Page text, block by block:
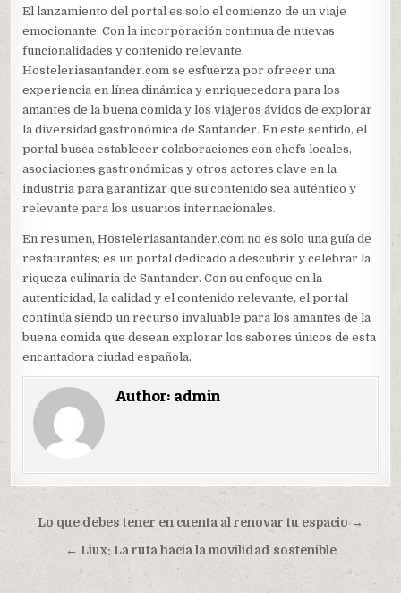
El lanzamiento del portal es solo el comienzo de un viaje
emocionante. Con la incorporación continua de nuevas
funcionalidades y contenido relevante,
Hosteleriasantander.com se esfuerza por ofrecer una
experiencia en línea dinámica y enriquecedora para los
amantes de la buena comida y los viajeros ávidos de explorar
la diversidad gastronómica de Santander. En este sentido, el
portal busca establecer colaboraciones con chefs locales,
asociaciones gastronómicas y otros actores clave en la
industria para garantizar que su contenido sea auténtico y
relevante para los usuarios internacionales.
En resumen, Hosteleriasantander.com no es solo una guía de
restaurantes; es un portal dedicado a descubrir y celebrar la
riqueza culinaria de Santander. Con su enfoque en la
autenticidad, la calidad y el contenido relevante, el portal
continúa siendo un recurso invaluable para los amantes de la
buena comida que desean explorar los sabores únicos de esta
encantadora ciudad española.
Author: admin
Navegación
de
entradas
Lo que debes tener en cuenta al renovar tu espacio →
← Liux: La ruta hacia la movilidad sostenible